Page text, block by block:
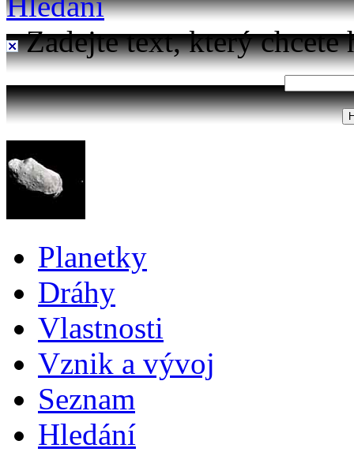
Zadejte text, který chcete
Planetky
Dráhy
Vlastnosti
Vznik a vývoj
Seznam
Hledání